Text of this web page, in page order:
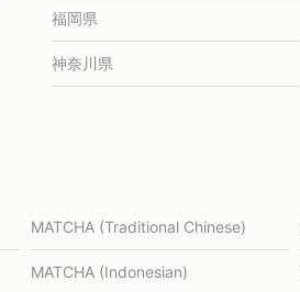
福岡県
神奈川県
MATCHA (Traditional Chinese)
MATCHA (Indonesian)